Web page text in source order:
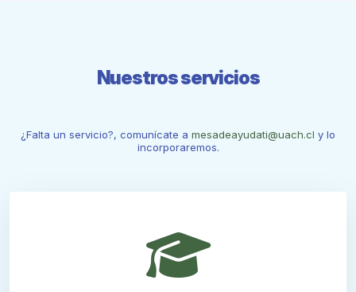
Nuestros servicios
¿Falta un servicio?, comunícate a mesadeayudati@uach.cl y lo
incorporaremos.